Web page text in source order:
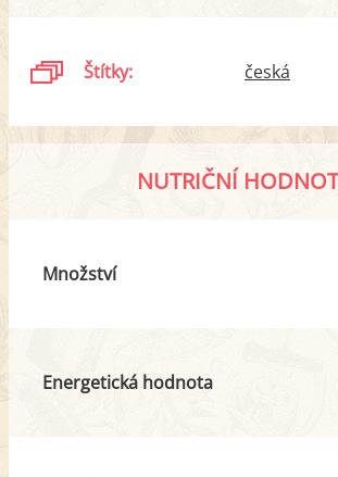
Štítky: česká
NUTRIČNÍ
Množství
Energetická hodnota